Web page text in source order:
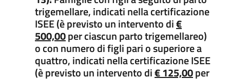
trigemellare, indicati nella certificazione
ISEE (è previsto un intervento di€
500,00per ciascun parto trigemellareo)
o con numero di figli pari o superiore a
quattro, indicati nella certificazione ISEE
(è previsto un intervento di€ 125,00per